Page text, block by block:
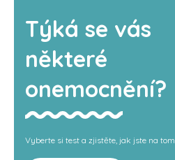
Týká se vás
některé
onemocnění?
Vyberte si test a zjistěte, jak jste na tom